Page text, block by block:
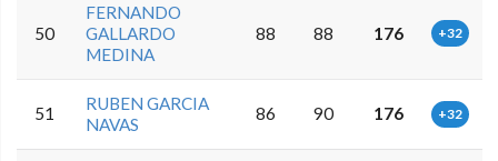
50
FERNANDO
GALLARDO
MEDINA
88 88 176 +32
51
RUBEN GARCIA
NAVAS
86 90 176 +32